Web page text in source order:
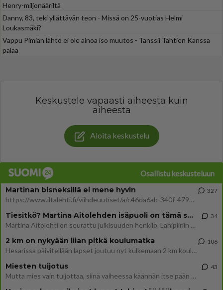
Henry-miljonääriltä
Danny, 83, teki yllättävän teon - Missä on 25-vuotias Helmi
Loukasmäki?
Vappu Pimiän lähtö ei ole ainoa iso muutos - Tanssii Tähtien Kanssa
palaa
Keskustele vapaasti aiheesta kuin
aiheesta
Aloita keskustelu
Osallistu keskusteluun
Martinan bisneksillä ei mene hyvin
https://www.iltalehti.fi/viihdeuutiset/a/c46da6ab-340f-4790-aaa7-0865eed2336 Yrityksen konkurssihakemus on tullut kärä
327
Tiesitkö? Martina Aitolehden isäpuoli on tämä suosittu laulaja
Martina Aitolehti on seurattu julkisuuden henkilö. Lähipiiriin mahtuu muitakin tunnettuja henkilöitä. Tiesitkö, että Ma
34
2 km on nykyään liian pitkä koulumatka
Hesarissa päivitellään lapset joutuu nyt kulkemaan 2 km kouluun jösses. Ruostefillarilla tuo matka menee vaikka miten äk
106
Miesten tuijotus
Mutta mies vain tuijottaa, siinä vaiheessa käännän itse pään pois. Mikä juttu? Yleensä jos joku tuijottaa tai katsoo, hä
43